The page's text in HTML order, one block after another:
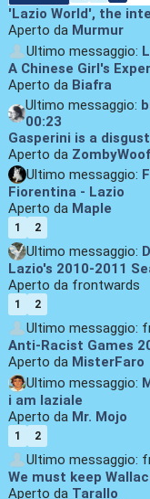
'Lazio World', the
Aperto da Murmur
Ultimo messaggio:
A Chinese Girl's
Aperto da Biafra
Ultimo messaggio:
00:23
Gasperini is a
Aperto da ZombyWoof
Ultimo messaggio:
Fiorentina - Lazio
Aperto da Maple
1 2
Ultimo messaggio:
Lazio's 2010-2011
Aperto da frontwards
1 2
Ultimo messaggio:
Anti-Racist Games
Aperto da MisterFaro
Ultimo messaggio:
i am laziale
Aperto da Mr. Mojo
1 2
Ultimo messaggio:
We must keep
Aperto da Tarallo